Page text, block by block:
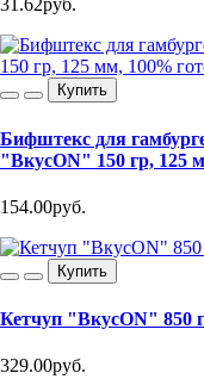
31.62руб.
Купить
Бифштекс для
"ВкусON" 150 гр, 125
154.00руб.
Купить
Кетчуп "ВкусON" 850
329.00руб.